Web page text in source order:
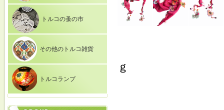
トルコの蚤の市
その他のトルコ雑貨
トルコランプ
ｇ